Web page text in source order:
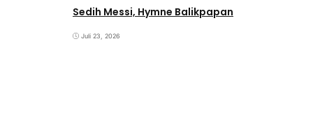
Sedih Messi, Hymne Balikpapan
Juli 23, 2026